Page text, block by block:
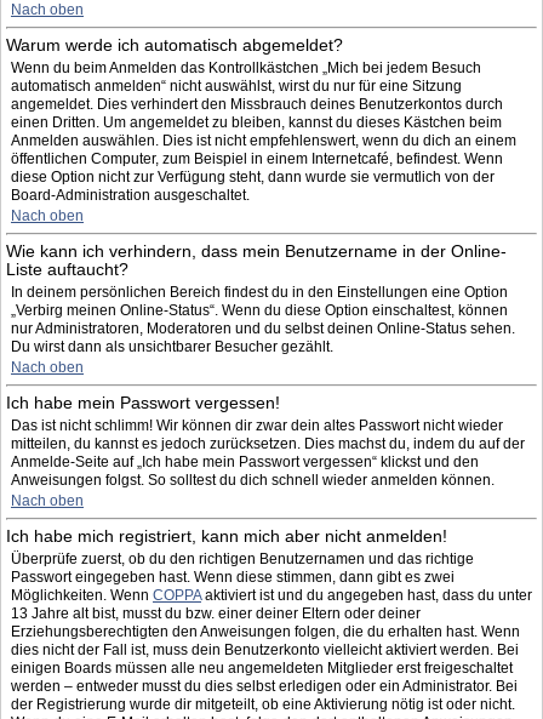
Nach oben
Warum werde ich automatisch abgemeldet?
Wenn du beim Anmelden das Kontrollkästchen „Mich bei jedem Besuch
automatisch anmelden“ nicht auswählst, wirst du nur für eine Sitzung
angemeldet. Dies verhindert den Missbrauch deines Benutzerkontos durch
einen Dritten. Um angemeldet zu bleiben, kannst du dieses Kästchen beim
Anmelden auswählen. Dies ist nicht empfehlenswert, wenn du dich an einem
öffentlichen Computer, zum Beispiel in einem Internetcafé, befindest. Wenn
diese Option nicht zur Verfügung steht, dann wurde sie vermutlich von der
Board-Administration ausgeschaltet.
Nach oben
Wie kann ich verhindern, dass mein Benutzername in der Online-
Liste auftaucht?
In deinem persönlichen Bereich findest du in den Einstellungen eine Option
„Verbirg meinen Online-Status“. Wenn du diese Option einschaltest, können
nur Administratoren, Moderatoren und du selbst deinen Online-Status sehen.
Du wirst dann als unsichtbarer Besucher gezählt.
Nach oben
Ich habe mein Passwort vergessen!
Das ist nicht schlimm! Wir können dir zwar dein altes Passwort nicht wieder
mitteilen, du kannst es jedoch zurücksetzen. Dies machst du, indem du auf der
Anmelde-Seite auf „Ich habe mein Passwort vergessen“ klickst und den
Anweisungen folgst. So solltest du dich schnell wieder anmelden können.
Nach oben
Ich habe mich registriert, kann mich aber nicht anmelden!
Überprüfe zuerst, ob du den richtigen Benutzernamen und das richtige
Passwort eingegeben hast. Wenn diese stimmen, dann gibt es zwei
Möglichkeiten. Wenn COPPAaktiviert ist und du angegeben hast, dass du unter
13 Jahre alt bist, musst du bzw. einer deiner Eltern oder deiner
Erziehungsberechtigten den Anweisungen folgen, die du erhalten hast. Wenn
dies nicht der Fall ist, muss dein Benutzerkonto vielleicht aktiviert werden. Bei
einigen Boards müssen alle neu angemeldeten Mitglieder erst freigeschaltet
werden – entweder musst du dies selbst erledigen oder ein Administrator. Bei
der Registrierung wurde dir mitgeteilt, ob eine Aktivierung nötig ist oder nicht.